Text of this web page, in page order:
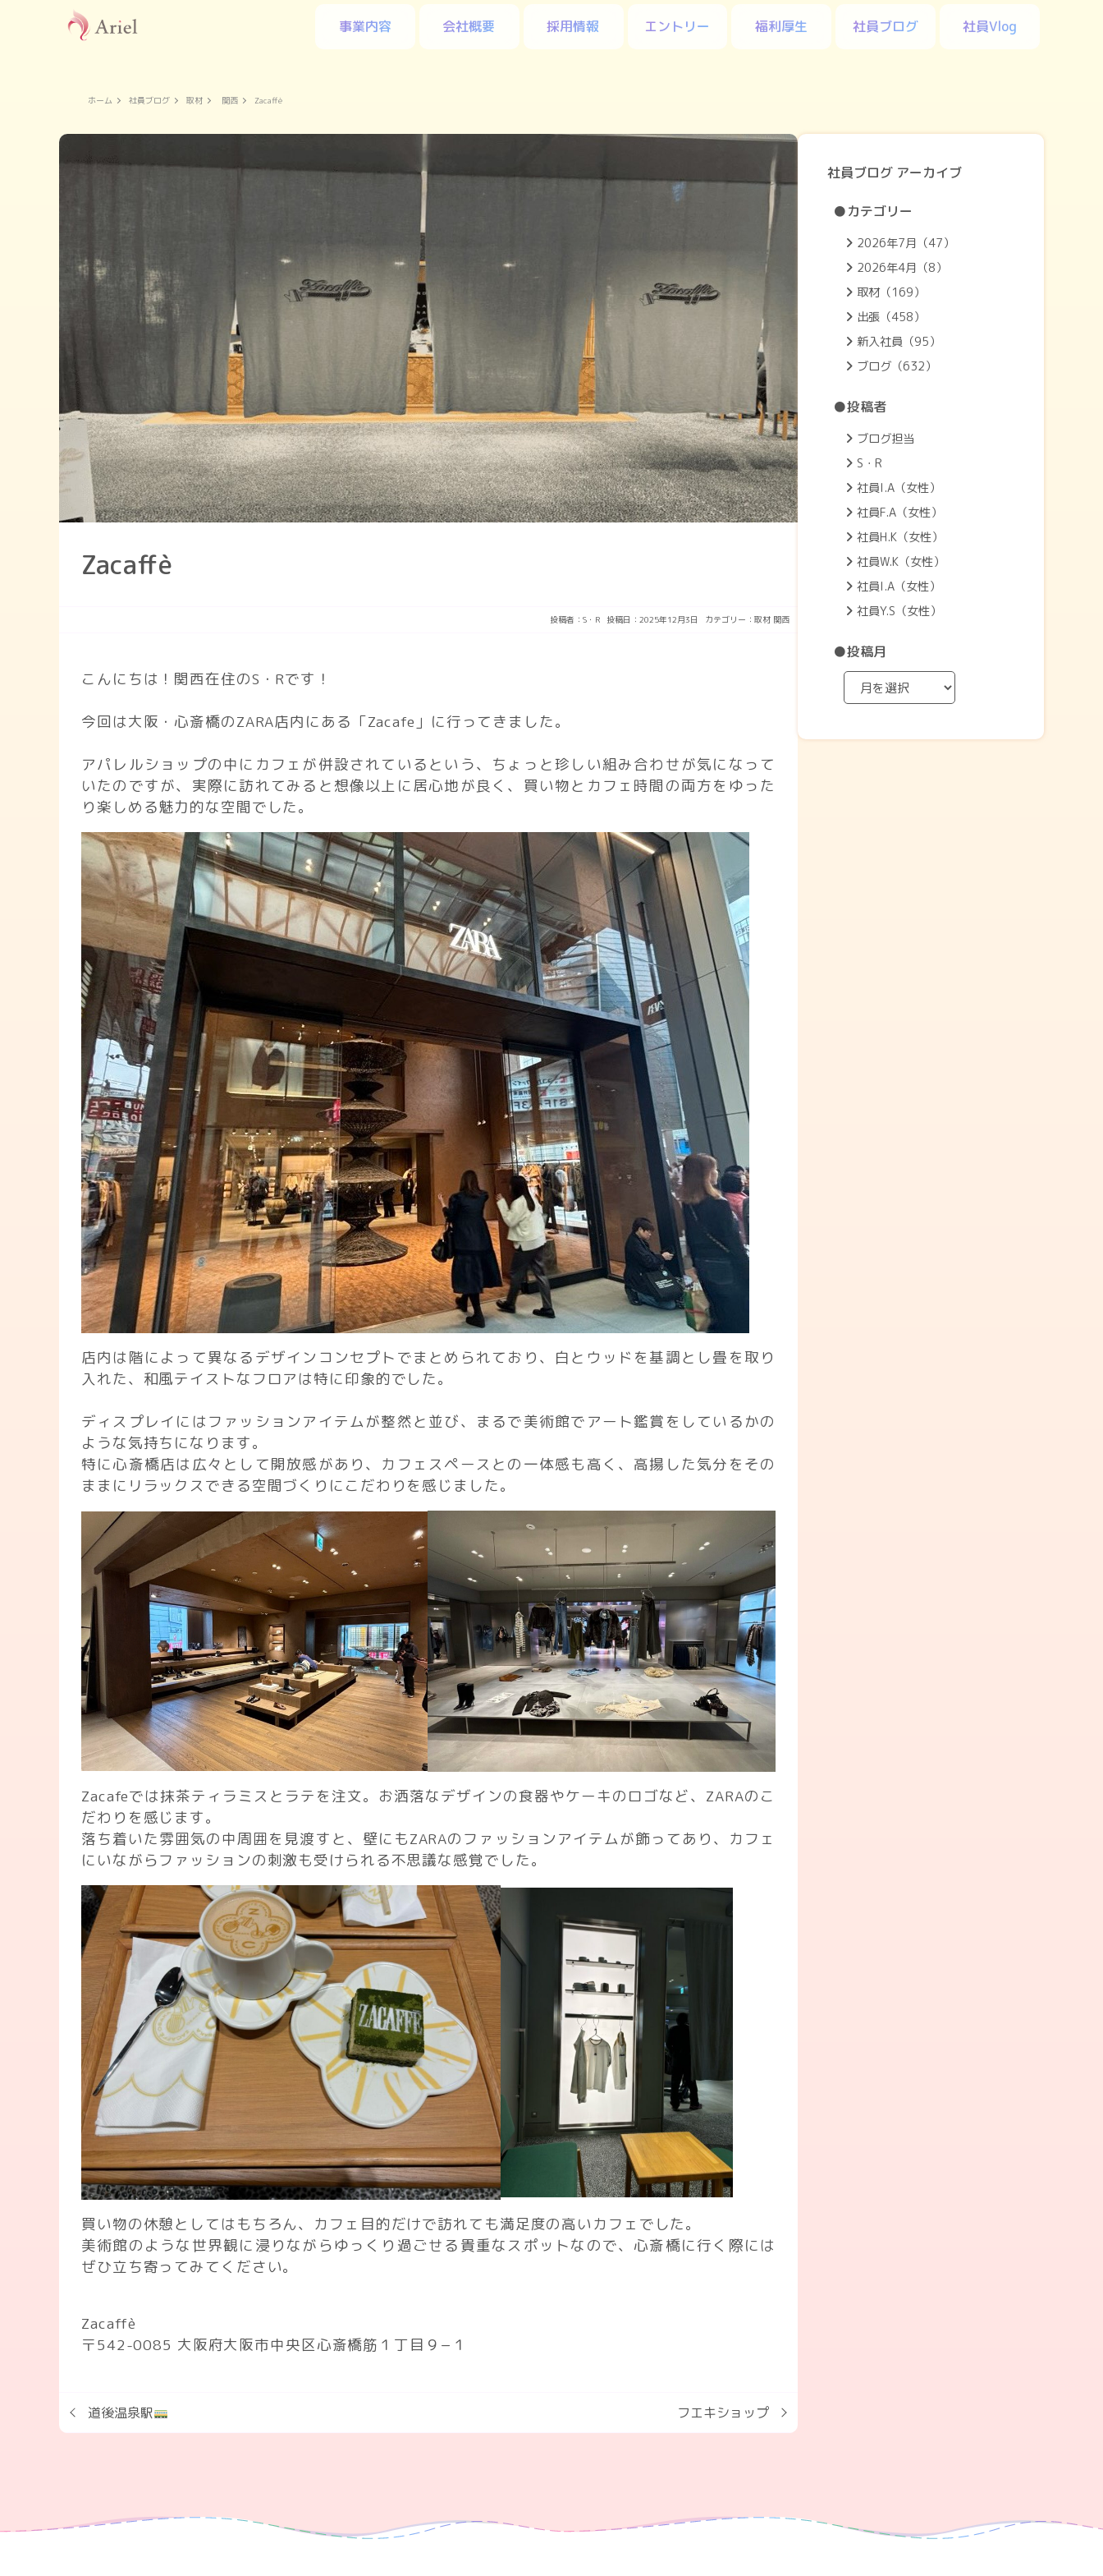
事業内容 会社概要 採用情報 エントリー 福利厚生 社員ブログ 社員Vlog
ホーム 社員ブログ 取材 関西 Zacaffè
Zacaffè
投稿者： S・R 投稿日：2025年12月3日 カテゴリー： 取材 関西
こんにちは！関西在住のS・Rです！
今回は大阪・心斎橋のZARA店内にある「Zacafe」に行ってきました。
アパレルショップの中にカフェが併設されているという、ちょっと珍しい組み合わせが気になって
いたのですが、実際に訪れてみると想像以上に居心地が良く、買い物とカフェ時間の両方をゆった
り楽しめる魅力的な空間でした。
店内は階によって異なるデザインコンセプトでまとめられており、白とウッドを基調とし畳を取り
入れた、和風テイストなフロアは特に印象的でした。
ディスプレイにはファッションアイテムが整然と並び、まるで美術館でアート鑑賞をしているかの
ような気持ちになります。
特に心斎橋店は広々として開放感があり、カフェスペースとの一体感も高く、高揚した気分をその
ままにリラックスできる空間づくりにこだわりを感じました。
Zacafeでは抹茶ティラミスとラテを注文。お洒落なデザインの食器やケーキのロゴなど、ZARAのこ
だわりを感じます。
落ち着いた雰囲気の中周囲を見渡すと、壁にもZARAのファッションアイテムが飾ってあり、カフェ
にいながらファッションの刺激も受けられる不思議な感覚でした。
買い物の休憩としてはもちろん、カフェ目的だけで訪れても満足度の高いカフェでした。
美術館のような世界観に浸りながらゆっくり過ごせる貴重なスポットなので、心斎橋に行く際には
ぜひ立ち寄ってみてください。
Zacaffè
〒542-0085 大阪府大阪市中央区心斎橋筋１丁目９−１
道後温泉駅 フエキショップ
社員ブログ アーカイブ
●カテゴリー
2026年7月（47）
2026年4月（8）
取材（169）
出張（458）
新入社員（95）
ブログ（632）
●投稿者
ブログ担当
S・R
社員I.A（女性）
社員F.A（女性）
社員H.K（女性）
社員W.K（女性）
社員I.A（女性）
社員Y.S（女性）
●投稿月